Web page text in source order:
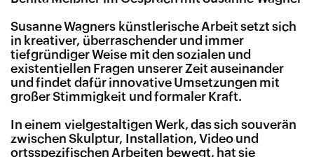
Susanne Wagners künstlerische Arbeit setzt sich
in kreativer, überraschender und immer
tiefgründiger Weise mit den sozialen und
existentiellen Fragen unserer Zeit auseinander
und findet dafür innovative Umsetzungen mit
großer Stimmigkeit und formaler Kraft.
In einem vielgestaltigen Werk, das sich souverän
zwischen Skulptur, Installation, Video und
ortsspezifischen Arbeiten bewegt, hat sie